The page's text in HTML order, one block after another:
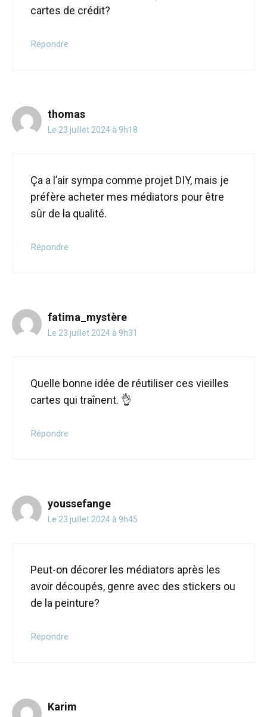
cartes de crédit?
Répondre
thomas
Le 23 juillet 2024 à 9h18
Ça a l’air sympa comme projet DIY, mais je
préfère acheter mes médiators pour être
sûr de la qualité.
Répondre
fatima_mystère
Le 23 juillet 2024 à 9h31
Quelle bonne idée de réutiliser ces vieilles
cartes qui traînent. 👌
Répondre
youssefange
Le 23 juillet 2024 à 9h45
Peut-on décorer les médiators après les
avoir découpés, genre avec des stickers ou
de la peinture?
Répondre
Karim